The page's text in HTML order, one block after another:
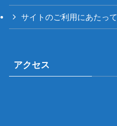
サイトのご利用にあたって
アクセス